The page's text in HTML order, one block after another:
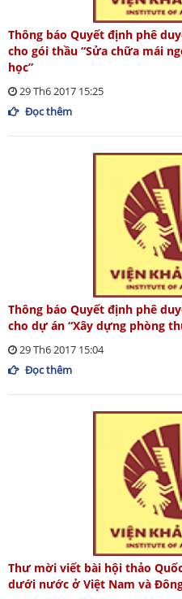
Thông báo Quyết định phê
cho gói thầu “Sửa chữa mái
học”
29 Th6 2017 15:25
Đọc thêm
Thông báo Quyết định phê
cho dự án “Xây dựng phòng
29 Th6 2017 15:04
Đọc thêm
Thư mời viết bài hội thảo
dưới nước ở Việt Nam và